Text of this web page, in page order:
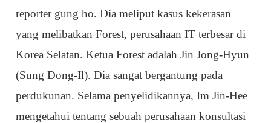
reporter gung ho. Dia meliput kasus kekerasan
yang melibatkan Forest, perusahaan IT terbesar di
Korea Selatan. Ketua Forest adalah Jin Jong-Hyun
(Sung Dong-Il). Dia sangat bergantung pada
perdukunan. Selama penyelidikannya, Im Jin-Hee
mengetahui tentang sebuah perusahaan konsultasi